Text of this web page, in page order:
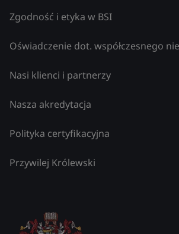
Zgodność i etyka w BSI
Oświadczenie dot. współczesnego
Nasi klienci i partnerzy
Nasza akredytacja
Polityka certyfikacyjna
Przywilej Królewski